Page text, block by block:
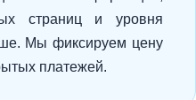
страниц и уровня
Мы фиксируем цену
платежей.